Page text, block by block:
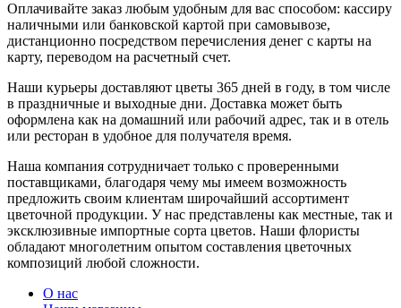
Оплачивайте заказ любым удобным для вас способом: кассиру
наличными или банковской картой при самовывозе,
дистанционно посредством перечисления денег с карты на
карту, переводом на расчетный счет.
Наши курьеры доставляют цветы 365 дней в году, в том числе
в праздничные и выходные дни. Доставка может быть
оформлена как на домашний или рабочий адрес, так и в отель
или ресторан в удобное для получателя время.
Наша компания сотрудничает только с проверенными
поставщиками, благодаря чему мы имеем возможность
предложить своим клиентам широчайший ассортимент
цветочной продукции. У нас представлены как местные, так и
эксклюзивные импортные сорта цветов. Наши флористы
обладают многолетним опытом составления цветочных
композиций любой сложности.
О нас